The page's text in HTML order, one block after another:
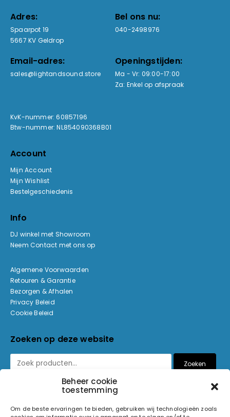
Beheer cookie
toestemming
Om de beste ervaringen te bieden, gebruiken wij technologieën zoals
Adres:
Spaarpot 19
5667 KV Geldrop
Bel ons nu:
040-2498976
Email-adres:
sales@lightandsound.store
Openingstijden:
Ma - Vr: 09:00-17:00
Za: Enkel op afspraak
KvK-nummer: 60857196
Btw-nummer: NL854090368B01
Account
Mijn Account
Mijn Wishlist
Bestelgeschiedenis
Info
DJ winkel met Showroom
Neem Contact met ons op
Algemene Voorwaarden
Retouren & Garantie
Bezorgen & Afhalen
Privacy Beleid
Cookie Beleid
Zoeken op deze website
Zoeken